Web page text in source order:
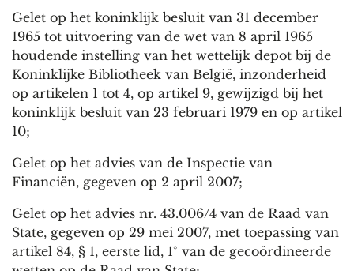
Gelet op het koninklijk besluit van 31 december
1965 tot uitvoering van de wet van 8 april 1965
houdende instelling van het wettelijk depot bij de
Koninklijke Bibliotheek van België, inzonderheid
op artikelen 1 tot 4, op artikel 9, gewijzigd bij het
koninklijk besluit van 23 februari 1979 en op artikel
10;
Gelet op het advies van de Inspectie van
Financiën, gegeven op 2 april 2007;
Gelet op het advies nr. 43.006/4 van de Raad van
State, gegeven op 29 mei 2007, met toepassing van
artikel 84, § 1, eerste lid, 1° van de gecoördineerde